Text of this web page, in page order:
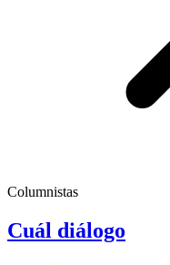
Columnistas
Cuál diálogo